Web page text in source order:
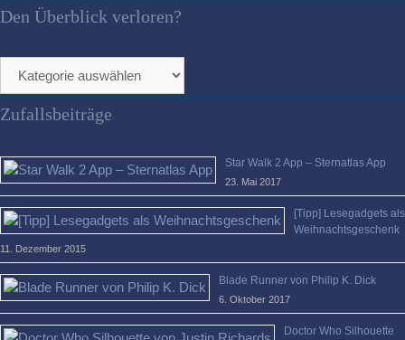
Den Überblick verloren?
Überblick
verloren?
Zufallsbeiträge
Star Walk 2 App – Sternatlas App
23. Mai 2017
[Tipp] Lesegadgets als
Weihnachtsgeschenk
11. Dezember 2015
Blade Runner von Philip K. Dick
6. Oktober 2017
Doctor Who Silhouette